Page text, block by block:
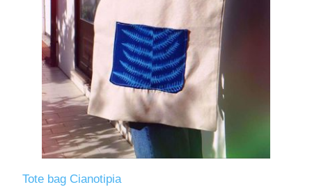
Tote bag Cianotipia